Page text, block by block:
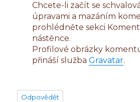
Chcete-li začít se
úpravami a mazáním
prohlédněte sekci
nástěnce.
Profilové obrázky
přináší službaGravatar.
Odpovědět